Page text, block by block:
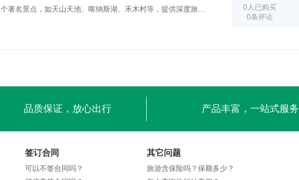
+ Sailimu Lake + Kalajun Prairie + Nalati P
14-Day Pure Play Tour in Northern Xinjia
深度游览：涵盖北疆多个著名景点，如天山天池、喀纳斯湖、禾木村等，提供深度旅游体验。 美食盛宴：全程13早23正餐，包含烤全羊、高白鲑鱼宴等特色美食，满足味蕾享受。 舒适住宿：全程3-4钻酒店，部分城市安排特色酒店，确保休息舒适。 无购物无忧：全程无购物、无自费、无隐形消费，提供放心的旅游服务。 特色活动：包含图瓦人家访、骑马活动等，增加旅游趣味性。 交通便捷：2+1空调旅游车，独库公路商务车，确保旅途舒适。 门票包含：首道门票及区间车费用已含，节省额外开支。 赠送项目：每天一瓶水、意外保险等，增加行程价值
0人已购买
0条评论
品质保证，放心出行 产品丰富，一站式服务
签订合同
可以不签合同吗？
其它问题
旅游含保险吗？保额多少？